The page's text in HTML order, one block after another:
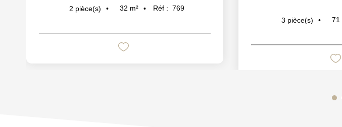
2 pièce(s) 32 m² Réf : 769
3 pièce(s) 71